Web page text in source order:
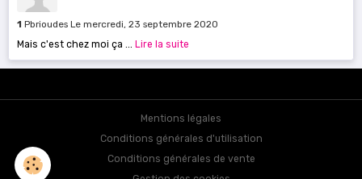
1 Pbrioudes Le mercredi, 23 septembre 2020
Mais c'est chez moi ça ... Lire la suite
Mentions légales
Conditions générales d'utilisation
Conditions générales de vente